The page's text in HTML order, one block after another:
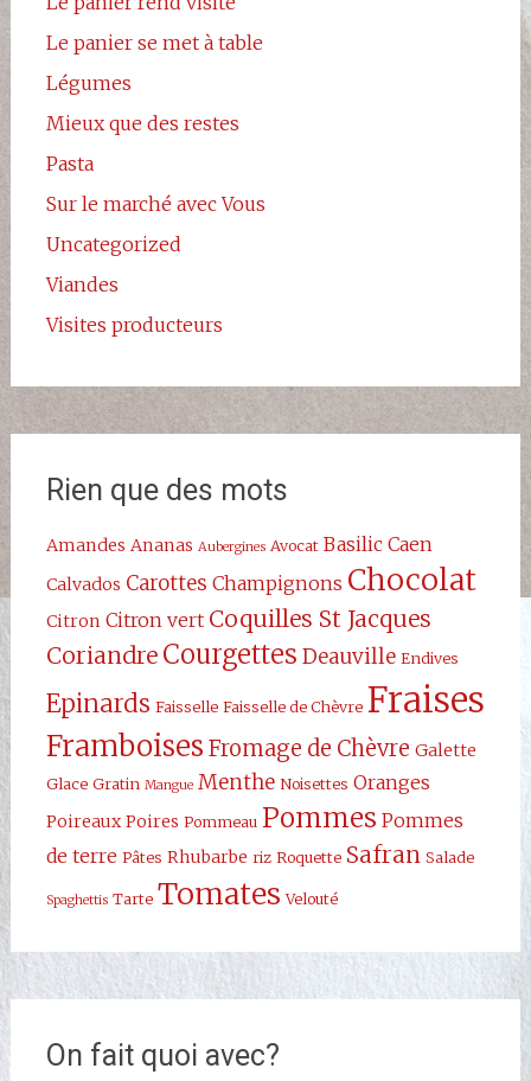
Le panier se met à table
Légumes
Mieux que des restes
Pasta
Sur le marché avec Vous
Uncategorized
Viandes
Visites producteurs
Rien que des mots
Amandes Ananas Aubergines Avocat Basilic Caen
Calvados Carottes Champignons Chocolat
Citron Citron vert Coquilles St Jacques
Coriandre Courgettes Deauville Endives
Epinards Faisselle Faisselle de Chèvre Fraises
Framboises Fromage de Chèvre Galette
Glace Gratin Mangue Menthe Noisettes Oranges
Poireaux Poires Pommeau Pommes Pommes
de terre Pâtes Rhubarbe riz Roquette Safran Salade
Spaghettis Tarte Tomates Velouté
On fait quoi avec?